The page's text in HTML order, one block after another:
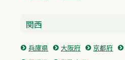
関西
兵庫県 大阪府 京都府